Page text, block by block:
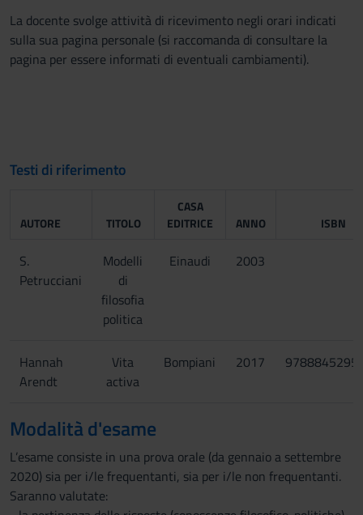
La docente svolge attività di ricevimento negli orari indicati
sulla sua pagina personale (si raccomanda di consultare la
pagina per essere informati di eventuali cambiamenti).
Testi di riferimento
AUTORE TITOLO
CASA
EDITRICE
ANNO ISBN
S.
Petrucciani
Modelli
di
filosofia
politica
Einaudi 2003
Hannah
Arendt
Vita
activa
Bompiani 2017
Modalità d'esame
L’esame consiste in una prova orale (da gennaio a settembre
2020) sia per i/le frequentanti, sia per i/le non frequentanti.
Saranno valutate: